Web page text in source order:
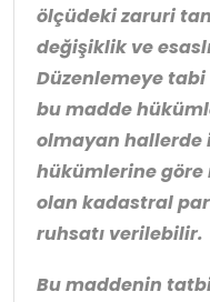
ölçüdeki zaruri
değişiklik ve
Düzenlemeye
bu madde
olmayan hallerde
hükümlerine
olan kadastral
ruhsatı verilebilir.
Bu maddenin